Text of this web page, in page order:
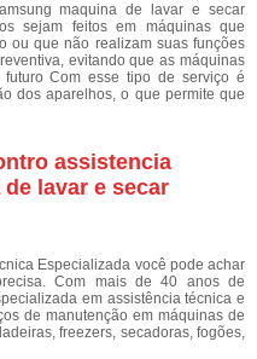
maquina de lavar e secar
sejam feitos em máquinas que
ou que não realizam suas funções
evitando que as máquinas
Com esse tipo de serviço é
dos aparelhos, o que permite que
assistencia
lavar e secar
Especializada você pode achar
Com mais de 40 anos de
em assistência técnica e
de manutenção em máquinas de
freezers, secadoras, fogões,